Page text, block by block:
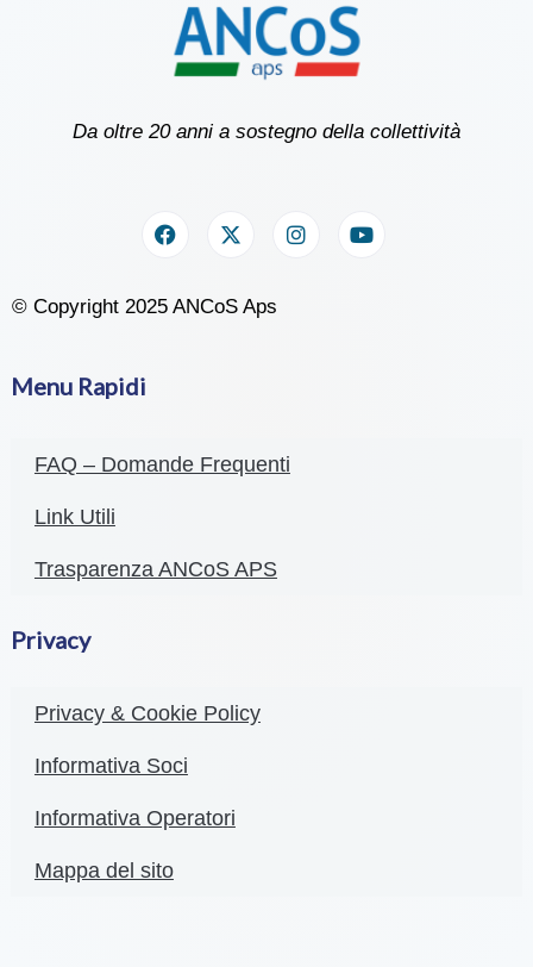
Da oltre 20 anni a sostegno della collettività
© Copyright 2025 ANCoS Aps
Menu Rapidi
FAQ – Domande Frequenti
Link Utili
Trasparenza ANCoS APS
Privacy
Privacy & Cookie Policy
Informativa Soci
Informativa Operatori
Mappa del sito